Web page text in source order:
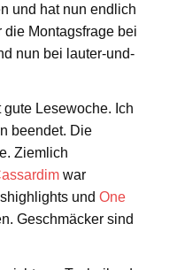
und hat nun endlich
Montagsfrage bei
nun bei lauter-und-
Lesewoche. Ich
beendet. Die
Ziemlich
war
und One
Geschmäcker sind